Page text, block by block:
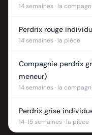
14 semaines · la
Perdrix rouge
14 semaines · la pièce
Compagnie perdrix
meneur)
14 semaines · la
Perdrix grise
14-15 semaines · la pièce